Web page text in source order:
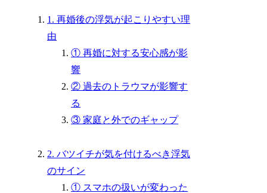
1. 再婚後の浮気が起こりやすい理
由
① 再婚に対する安心感が影
響
② 過去のトラウマが影響す
る
③ 家庭と外でのギャップ
2. バツイチが気を付けるべき浮気
のサイン
① スマホの扱いが変わった